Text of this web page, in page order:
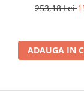
253,18 Lei
ADAUGA IN